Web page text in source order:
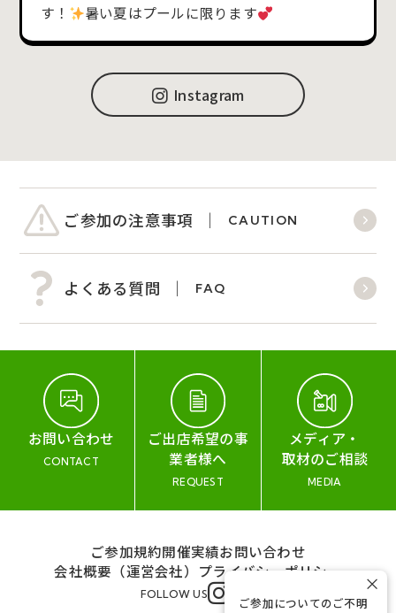
す！
暑い夏はプールに限ります
Instagram
ご参加の注意事項 CAUTION
よくある質問 FAQ
お問い合わせ
CONTACT
ご出店希望の事
業者様へ
REQUEST
メディア・
取材のご相談
MEDIA
ご参加規約開催実績お問い合わせ
会社概要（運営会社） プライバシーポリシー
FOLLOW US
ご参加についてのご不明
×